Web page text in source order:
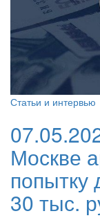
Статьи и интервью
Москве
попытку
30 тыс.